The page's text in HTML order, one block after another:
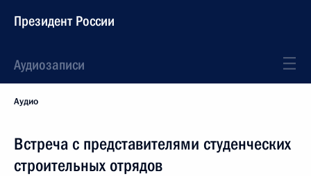
Президент России
Аудиозаписи
Аудио
Встреча с представителями студенческих
строительных отрядов